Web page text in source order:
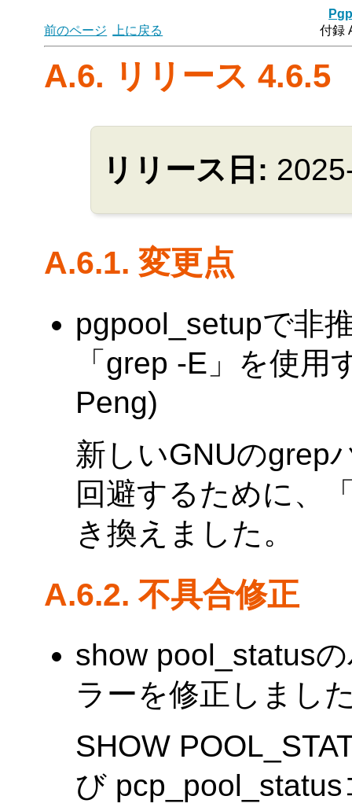
前のページ
上に戻る 付録
A.6. リリース 4.6.5
リリース日:
A.6.1. 変更点
pgpool_setupで非
「grep -E」を使
Peng)
新しいGNUのgrep
回避するために、
き換えました。
A.6.2. 不具合修正
show pool_status
ラーを修正しまし
SHOW
び